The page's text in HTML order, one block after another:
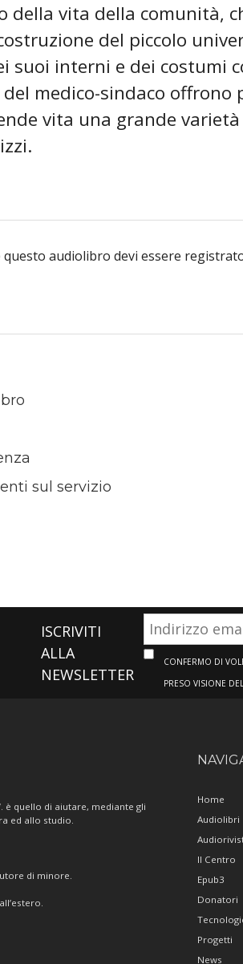
della vita della comunità,
del piccolo
suoi interni e dei costumi
medico-sindaco offrono
vita una grande
audiolibro devi essere
sul servizio
ISCRIVITI
ALLA
NEWSLETTER
CONFERMO DI
PRESO VISIONE
è quello di aiutare, mediante gli
ed allo studio.
di minore.
Home
Audiolibri
Il Centro
Epub3
Donatori
Progetti
News